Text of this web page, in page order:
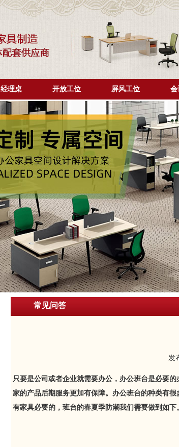
经理桌 开放工位 屏风工位 会
常见问答
发
只要是公司或者企业就需要办公，办公班台是必要
家的产品后期服务更加有保障。办公班台的种类有
有家具必要的，班台的春夏季防潮我们需要做到如下